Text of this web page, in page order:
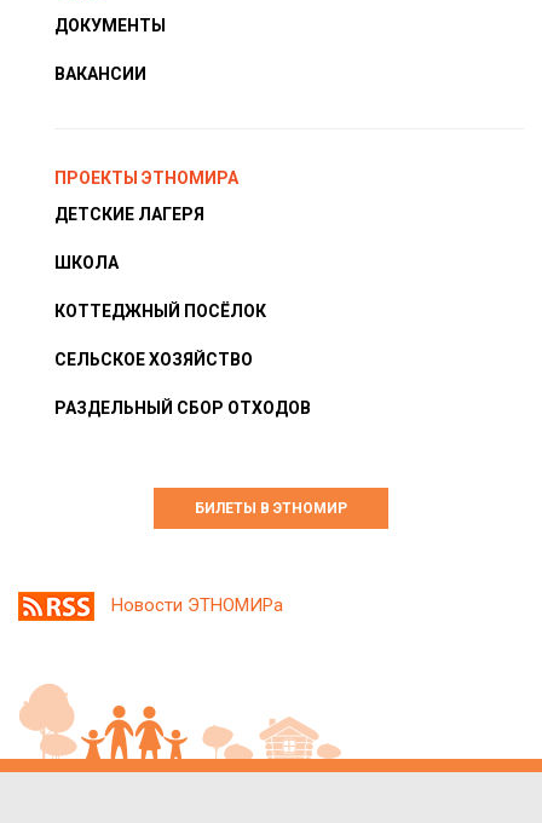
ДОКУМЕНТЫ
ВАКАНСИИ
ПРОЕКТЫ ЭТНОМИРА
ДЕТСКИЕ ЛАГЕРЯ
ШКОЛА
КОТТЕДЖНЫЙ ПОСЁЛОК
СЕЛЬСКОЕ ХОЗЯЙСТВО
РАЗДЕЛЬНЫЙ СБОР ОТХОДОВ
БИЛЕТЫ В ЭТНОМИР
Новости ЭТНОМИРа